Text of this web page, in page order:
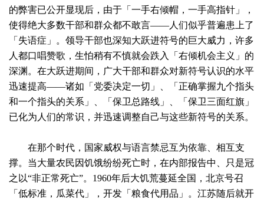
的弊害已公开显现后，由于「一手右倾帽，一手高指针」，
使得绝大多数干部和群众都不敢言——人们似乎普遍患上了
「失语症」。领导干部也深知大跃进符号的巨大威力，许多
人都口唱赞歌，生怕稍有不慎就会跌入「右倾机会主义」的
深渊。在大跃进期间，广大干部和群众对新符号认识的水平
迅速提高——诸如「党委决定一切」、「正确掌握九个指头
和一个指头的关系」、「保卫总路线」、「保卫三面红旗」
已化为人们的常识，并迅速调整自己与这些新符号的关系。
在那个时代，国家威权与语言禁忌互为依靠、相互支
撑。当大量农民因饥饿纷纷死亡时，在内部报告中、只是冠
之以“非正常死亡”。1960年后大饥荒蔓延全国，北京号召
「低标准，瓜菜代」，开发「粮食代用品」。江苏随后就开